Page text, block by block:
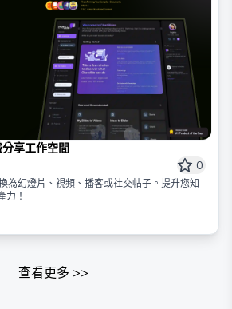
享工作空間
0
為幻燈片、視頻、播客或社交帖子。提升您知
力！
查看更多 >>